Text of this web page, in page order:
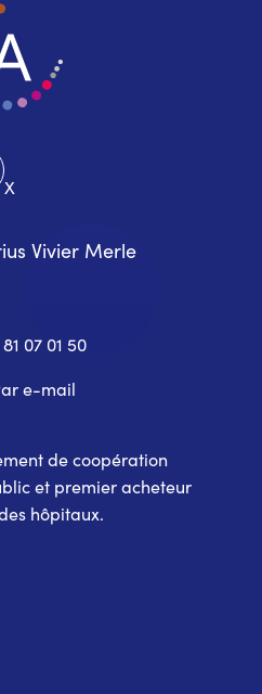
X
Vivier Merle
07 01 50
e-mail
de coopération
et premier acheteur
hôpitaux.